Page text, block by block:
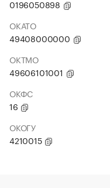
0196050898
ОКАТО
49408000000
ОКТМО
49606101001
ОКФС
16
ОКОГУ
4210015